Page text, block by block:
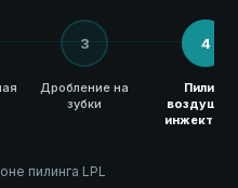
3
Дробление на
зубки
4
Пилинг
пилинга LPL